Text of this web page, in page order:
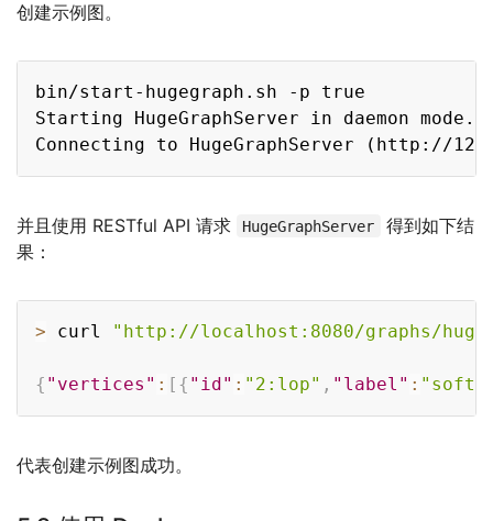
创建示例图。
bin/start-hugegraph.sh -p true
Starting HugeGraphServer in daemon
并且使用 RESTful API 请求 HugeGraphServer
得到如下结
果：
> curl "http://localhost:8080/graphs/
{ "vertices" : [ { "id" : "2:lop" , "label" :
Copy
代表创建示例图成功。